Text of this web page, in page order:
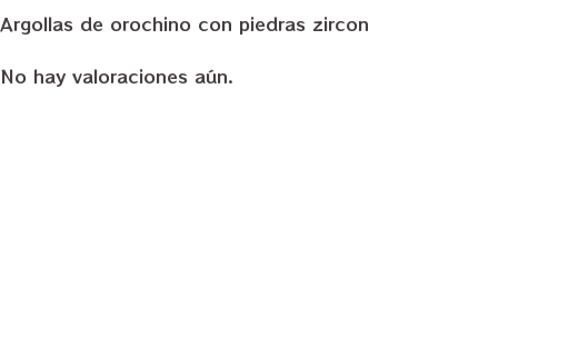
Argollas de orochino con piedras zircon
No hay valoraciones aún.